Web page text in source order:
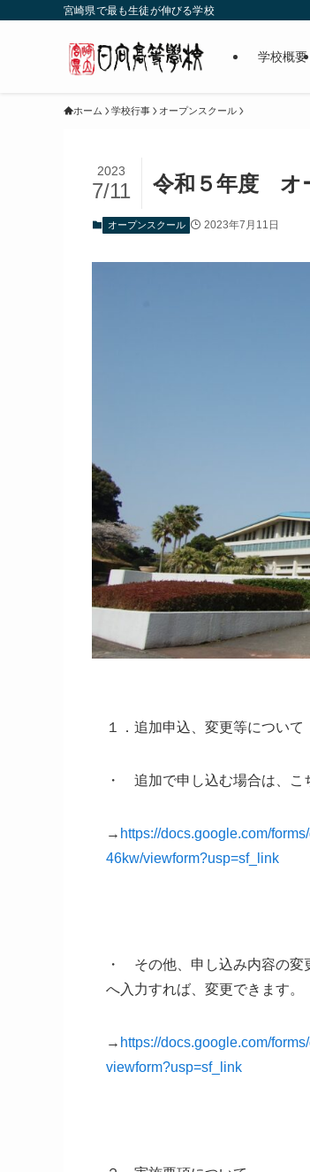
宮崎県で最も生徒が伸びる学校
学校概要
ホーム 学校行事 オープンスクール
令和５年度 オ
2023
7/11
オープンスクール 2023年7月11日
１．追加申込、変更等について
・ 追加で申し込む場合は、こ
→ https://docs.google.com/
46kw/viewform?usp=sf_link
・ その他、申し込み内容の変
へ入力すれば、変更できます。
→ https://docs.google.com/
viewform?usp=sf_link